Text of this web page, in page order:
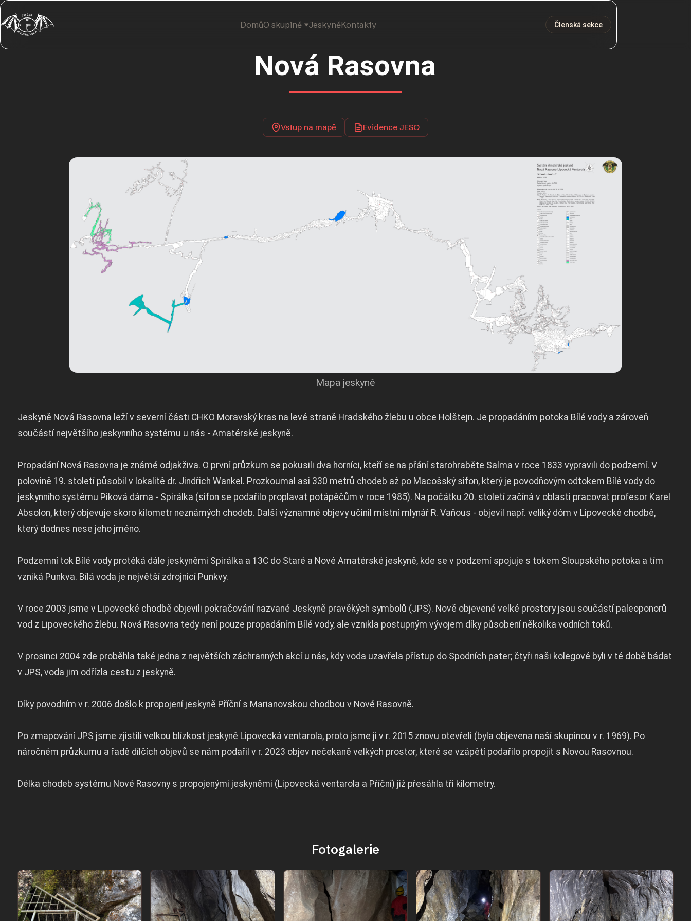
DomůO skupině JeskyněKontakty Členská sekce
Nová Rasovna
Vstup na mapě Evidence JESO
Mapa jeskyně
Jeskyně Nová Rasovna leží v severní části CHKO Moravský kras na levé straně Hradského žlebu u obce Holštejn. Je propadáním potoka Bílé vody a zároveň
součástí největšího jeskynního systému u nás - Amatérské jeskyně.
Propadání Nová Rasovna je známé odjakživa. O první průzkum se pokusili dva horníci, kteří se na přání starohraběte Salma v roce 1833 vypravili do podzemí. V
polovině 19. století působil v lokalitě dr. Jindřich Wankel. Prozkoumal asi 330 metrů chodeb až po Macošský sifon, který je povodňovým odtokem Bílé vody do
jeskynního systému Piková dáma - Spirálka (sifon se podařilo proplavat potápěčům v roce 1985). Na počátku 20. století začíná v oblasti pracovat profesor Karel
Absolon, který objevuje skoro kilometr neznámých chodeb. Další významné objevy učinil místní mlynář R. Vaňous - objevil např. veliký dóm v Lipovecké chodbě,
který dodnes nese jeho jméno.
Podzemní tok Bílé vody protéká dále jeskyněmi Spirálka a 13C do Staré a Nové Amatérské jeskyně, kde se v podzemí spojuje s tokem Sloupského potoka a tím
vzniká Punkva. Bílá voda je největší zdrojnicí Punkvy.
V roce 2003 jsme v Lipovecké chodbě objevili pokračování nazvané Jeskyně pravěkých symbolů (JPS). Nově objevené velké prostory jsou součástí paleoponorů
vod z Lipoveckého žlebu. Nová Rasovna tedy není pouze propadáním Bílé vody, ale vznikla postupným vývojem díky působení několika vodních toků.
V prosinci 2004 zde proběhla také jedna z největších záchranných akcí u nás, kdy voda uzavřela přístup do Spodních pater; čtyři naši kolegové byli v té době bádat
v JPS, voda jim odřízla cestu z jeskyně.
Díky povodním v r. 2006 došlo k propojení jeskyně Příční s Marianovskou chodbou v Nové Rasovně.
Po zmapování JPS jsme zjistili velkou blízkost jeskyně Lipovecká ventarola, proto jsme ji v r. 2015 znovu otevřeli (byla objevena naší skupinou v r. 1969). Po
náročném průzkumu a řadě dílčích objevů se nám podařil v r. 2023 objev nečekaně velkých prostor, které se vzápětí podařilo propojit s Novou Rasovnou.
Délka chodeb systému Nové Rasovny s propojenými jeskyněmi (Lipovecká ventarola a Příční) již přesáhla tři kilometry.
Fotogalerie